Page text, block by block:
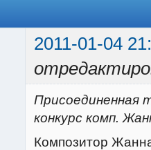
2011-01-04
Присоединенная
конкурс комп.
Композитор